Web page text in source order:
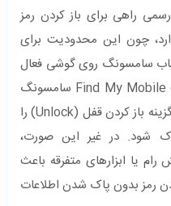
راهی برای باز کردن رمز
چون این محدودیت برای
سامسونگ روی گوشی فعال
بوده، تنها راه امن استفاده از سایت Find My Mobile سامسونگ
است که با ورود به حساب، می‌توان گزینه باز کردن قفل (Unlock) را
شود. در غیر این صورت،
یا ابزارهای متفرقه باعث
رمز بدون پاک شدن اطلاعات